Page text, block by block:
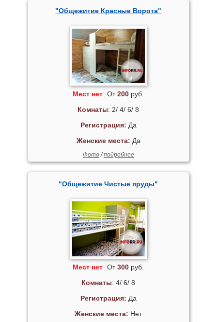
"Общежитие Красные Ворота"
Мест нет От200 руб.
Комнаты: 2/ 4/ 6/ 8
Регистрация: Да
Женские места: Да
Фото/подробнее
"Общежитие Чистые пруды"
Мест нет От300 руб.
Комнаты: 4/ 6/ 8
Регистрация: Да
Женские места: Нет